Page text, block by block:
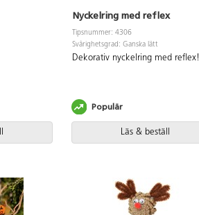
Nyckelring med reflex
Tipsnummer: 4306
Svårighetsgrad: Ganska lätt
Dekorativ nyckelring med reflex!
Läs & beställ
Populär